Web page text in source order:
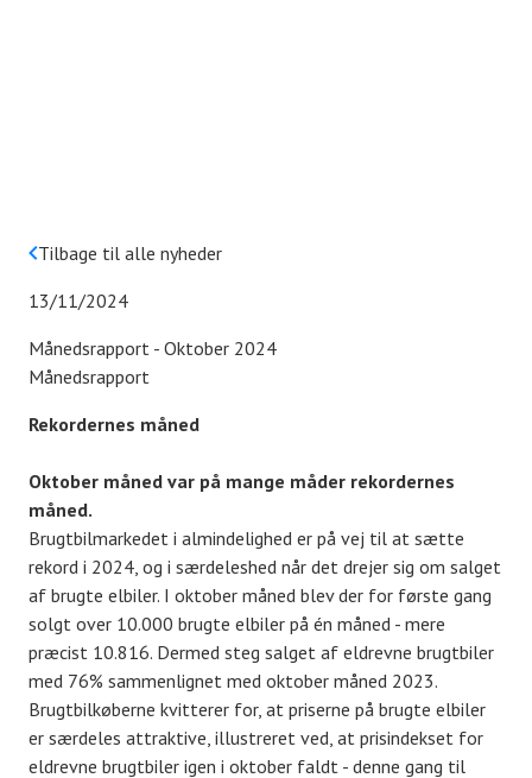
Tilbage til alle nyheder
13/11/2024
Månedsrapport - Oktober 2024
Månedsrapport
Rekordernes måned
Oktober måned var på mange måder rekordernes
måned.
Brugtbilmarkedet i almindelighed er på vej til at sætte
rekord i 2024, og i særdeleshed når det drejer sig om salget
af brugte elbiler. I oktober måned blev der for første gang
solgt over 10.000 brugte elbiler på én måned - mere
præcist 10.816. Dermed steg salget af eldrevne brugtbiler
med 76% sammenlignet med oktober måned 2023.
Brugtbilkøberne kvitterer for, at priserne på brugte elbiler
er særdeles attraktive, illustreret ved, at prisindekset for
eldrevne brugtbiler igen i oktober faldt - denne gang til